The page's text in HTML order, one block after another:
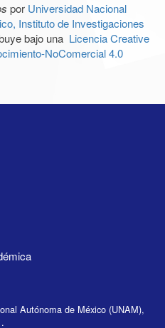
por Universidad Nacional
Instituto de Investigaciones
bajo una Licencia Creative
NoComercial 4.0
Autónoma de México (UNAM),